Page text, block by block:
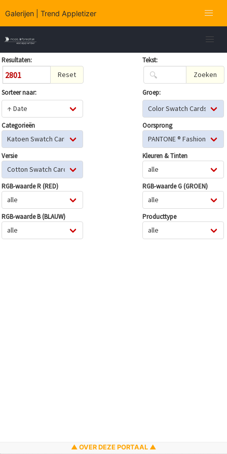
Galerijen | Trend Appletizer
Resultaten:
2801 Reset
Tekst:
Zoeken
Sorteer naar: Groep:
Categorieën Oorsprong
Versie Kleuren & Tinten
RGB-waarde R (RED) RGB-waarde G (GROEN)
RGB-waarde B (BLAUW) Producttype
OVER DEZE PORTAAL